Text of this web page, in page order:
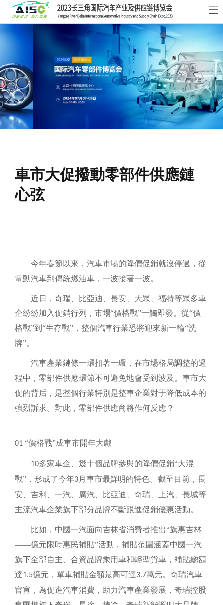
頁
關
展
會
商
中
心
觀
眾
中
活
動
新
車市大促撥動零部件供應鏈
心弦
今年春節以來，汽車市場的降價促銷就沒停過，從
電動汽車到傳統燃油車，一波接著一波。
近日，奇瑞、比亞迪、長安、大眾、福特等眾多車
企紛紛加入促銷行列，市場“價格戰”一觸即發。從“價
格戰”到“生存戰”，整個汽車行業恐將迎來新一輪“洗
牌”。
汽車產業鏈條一環扣著一環，在市場格局調整的過
程中，零部件供應環節不可避免地會受到波及。車市大
促的背后，是整個行業特別是整車企業對于降低成本的
強烈訴求。對此，零部件供應商將作何反應？
01 “價格戰”成車市開年大戲
10多家車企、幾十個品牌參與的降價促銷“大混
戰”，形成了今年3月車市最鮮明的特色。截至目前，長
安、吉利、一汽、廣汽、比亞迪、奇瑞、上汽、長城等
主流汽車企業旗下部分品牌不斷跟進促銷優惠活動。
比如，中國一汽面向吉林省消費者推出“旗惠吉林
——億元限時惠民補貼”活動，補貼范圍涵蓋中國一汽
旗下全部自主、合資品牌乘用車和輕型貨車，補貼總額
達1.5億元，單車補貼金額最高可達3.7萬元。奇瑞汽車
官宣，為促進汽車消費，助力汽車產業發展，奇瑞控股